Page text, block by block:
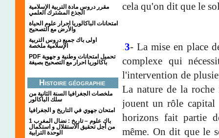
مقرر دروس مادة التربية الإسلامية
الجذع المشترك العلمي
امتحانات الباكالوريا احرار علوم الحياة
والأرض مع التصحيح
اولى باك جميع دروس التربية
الإسلامية ملخصة
PDF تحميل امتحانات وطنية و جهوية
باكالوريا احرار مع التصحيح بصيغة
Histoire géographie
ملخصات الجغرافيا السنة الثانية من
سلك الباكالور
امتحان جهوي في التاريخ و الجغرافيا
1 باك علوم – تاريخ : نضال المغرب
من أجل تحقيق الاستقلال و استكمال
الوحدة الترابية
cela qu'on dit que le
.3- La mise en place
complexe qui
l'intervention de
La nature de la roche
jouent un rôle capital
horizons fait partie
même. On dit que le